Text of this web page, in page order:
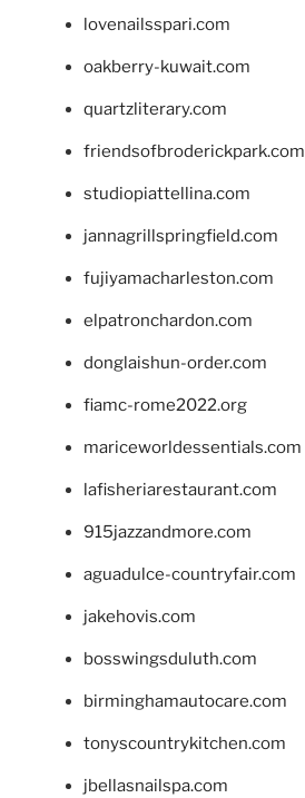
lovenailsspari.com
oakberry-kuwait.com
quartzliterary.com
friendsofbroderickpark.com
studiopiattellina.com
jannagrillspringfield.com
fujiyamacharleston.com
elpatronchardon.com
donglaishun-order.com
fiamc-rome2022.org
mariceworldessentials.com
lafisheriarestaurant.com
915jazzandmore.com
aguadulce-countryfair.com
jakehovis.com
bosswingsduluth.com
birminghamautocare.com
tonyscountrykitchen.com
jbellasnailspa.com